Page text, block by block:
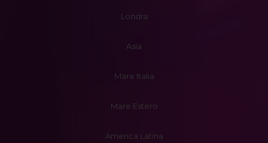
Londra
Asia
Mare Italia
Mare Estero
America Latina